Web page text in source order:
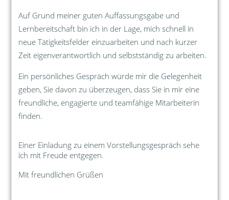
Auf Grund meiner guten Auffassungsgabe und
Lernbereitschaft bin ich in der Lage, mich schnell in
neue Tätigkeitsfelder einzuarbeiten und nach kurzer
Zeit eigenverantwortlich und selbstständig zu arbeiten.
Ein persönliches Gespräch würde mir die Gelegenheit
geben, Sie davon zu überzeugen, dass Sie in mir eine
freundliche, engagierte und teamfähige Mitarbeiterin
finden.
Einer Einladung zu einem Vorstellungsgespräch sehe
ich mit Freude entgegen.
Mit freundlichen Grüßen